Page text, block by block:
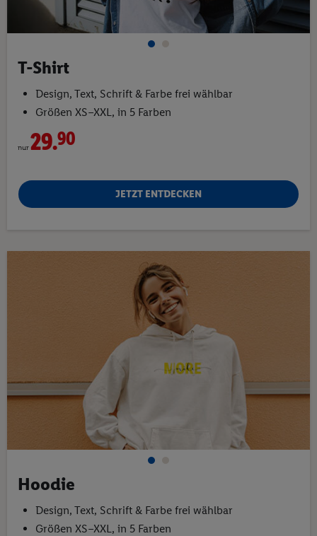
T-Shirt
Design, Text, Schrift & Farbe frei wählbar
Größen XS–XXL, in 5 Farben
nur29.90
JETZT ENTDECKEN
Hoodie
Design, Text, Schrift & Farbe frei wählbar
Größen XS–XXL, in 5 Farben